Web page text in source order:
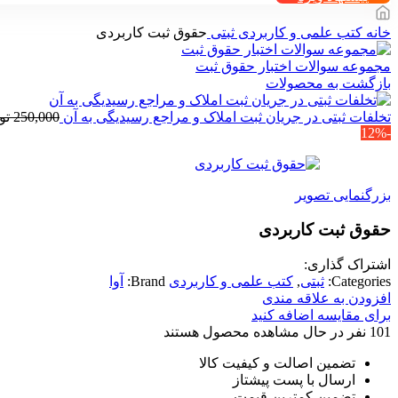
خانه کتب علمی و کاربردی ثبتی حقوق ثبت کاربردی
مجموعه سوالات اختبار حقوق ثبت
بازگشت به محصولات
تخلفات ثبتی در جریان ثبت املاک و مراجع رسیدیگی به آن 250,000
-12%
بزرگنمایی تصویر
حقوق ثبت کاربردی
اشتراک گذاری:
Categories: ثبتی, کتب علمی و کاربردی Brand:
آوا
افزودن به علاقه مندی
برای مقایسه اضافه کنید
101 نفر در حال مشاهده محصول هستند
تضمین اصالت و کیفیت کالا
ارسال با پست پیشتاز